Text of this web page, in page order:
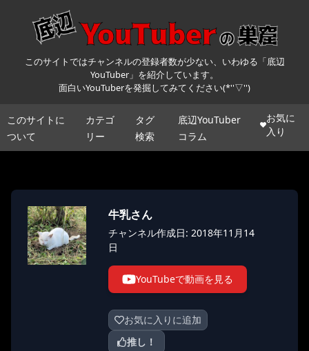
このサイトではチャンネルの登録者数が少ない、いわゆる「底辺
YouTuber」を紹介しています。
面白いYouTuberを発掘してみてください(*''▽'')
このサイトに
ついて
カテゴ
リー
タグ
検索
底辺YouTuber
コラム
お気に
入り
牛乳さん
チャンネル作成日: 2018年11月14
日
YouTubeで動画を見る
お気に入りに追加
推し！